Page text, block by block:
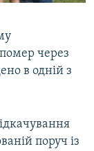
через
в одній з
поруч із